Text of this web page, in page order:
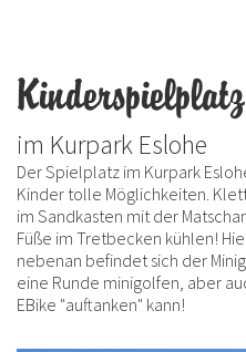
im Kurpark Eslohe
Der Spielplatz im Kurpark
Kinder tolle Möglichkeiten.
im Sandkasten mit der
Füße im Tretbecken kühlen!
nebenan befindet sich der
eine Runde minigolfen, aber
EBike "auftanken" kann!